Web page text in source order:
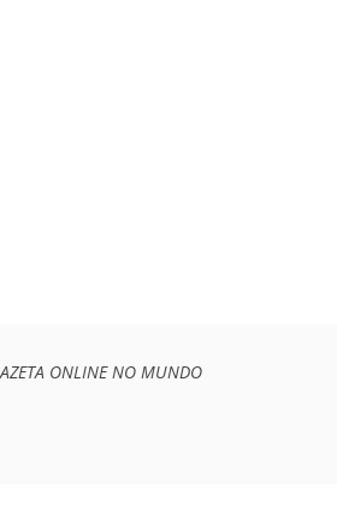
ONLINE NO MUNDO